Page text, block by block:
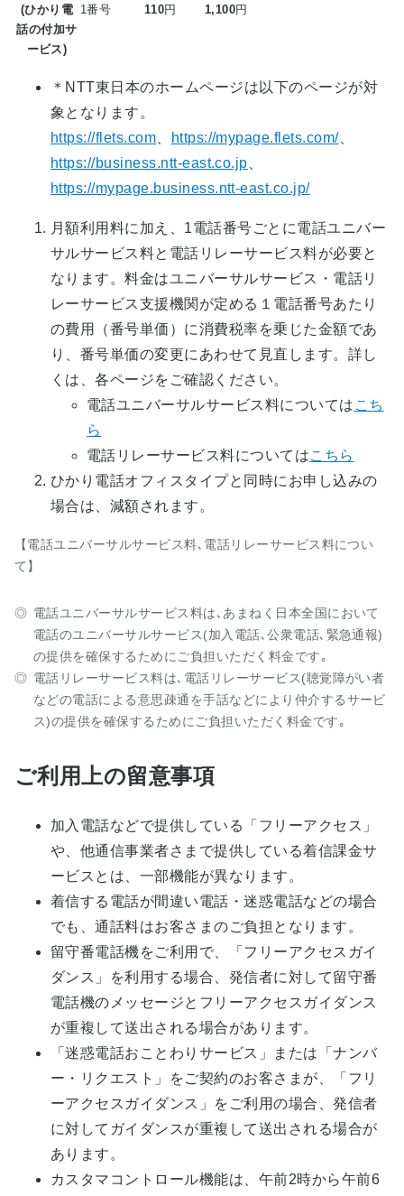
(ひかり電
話の付加サ
ービス)
1番号 110円 1,100円
＊NTT東日本のホームページは以下のページが対
象となります。
https://flets.com
https://mypage.flets.com/、
https://business.ntt-east.co.jp
https://mypage.business.ntt-east.co.jp/
月額利用料に加え、1電話番号ごとに電話ユニバー
サルサービス料と電話リレーサービス料が必要と
なります。料金はユニバーサルサービス・電話リ
レーサービス支援機関が定める１電話番号あたり
の費用（番号単価）に消費税率を乗じた金額であ
り、番号単価の変更にあわせて見直します。詳し
くは、各ページをご確認ください。
電話ユニバーサルサービス料については こち
ら
電話リレーサービス料についてはこちら
ひかり電話オフィスタイプと同時にお申し込みの
場合は、減額されます。
【電話ユニバーサルサービス料､電話リレーサービス料につい
て】
電話ユニバーサルサービス料は､あまねく日本全国において
電話のユニバーサルサービス(加入電話､公衆電話､緊急通報)
の提供を確保するためにご負担いただく料金です｡
電話リレーサービス料は､電話リレーサービス(聴覚障がい者
などの電話による意思疎通を手話などにより仲介するサービ
ス)の提供を確保するためにご負担いただく料金です｡
ご利用上の留意事項
加入電話などで提供している「フリーアクセス」
や、他通信事業者さまで提供している着信課金サ
ービスとは、一部機能が異なります。
着信する電話が間違い電話・迷惑電話などの場合
でも、通話料はお客さまのご負担となります。
留守番電話機をご利用で、「フリーアクセスガイ
ダンス」を利用する場合、発信者に対して留守番
電話機のメッセージとフリーアクセスガイダンス
が重複して送出される場合があります。
「迷惑電話おことわりサービス」または「ナンバ
ー・リクエスト」をご契約のお客さまが、「フリ
ーアクセスガイダンス」をご利用の場合、発信者
に対してガイダンスが重複して送出される場合が
あります。
カスタマコントロール機能は、午前2時から午前6